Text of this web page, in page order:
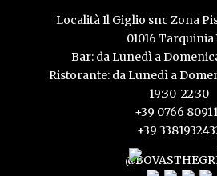
Località Il Giglio snc Zona
01016 Tarquinia
Bar: da Lunedì a
Ristorante: da Lunedì a
19:30-22:30
+39 0766
+39